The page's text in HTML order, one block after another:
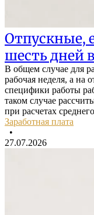
Отпускные,
шесть дней
В общем случае для
рабочая неделя, а на
специфики работы
таком случае
при расчетах
Заработная плата
•
27.07.2026